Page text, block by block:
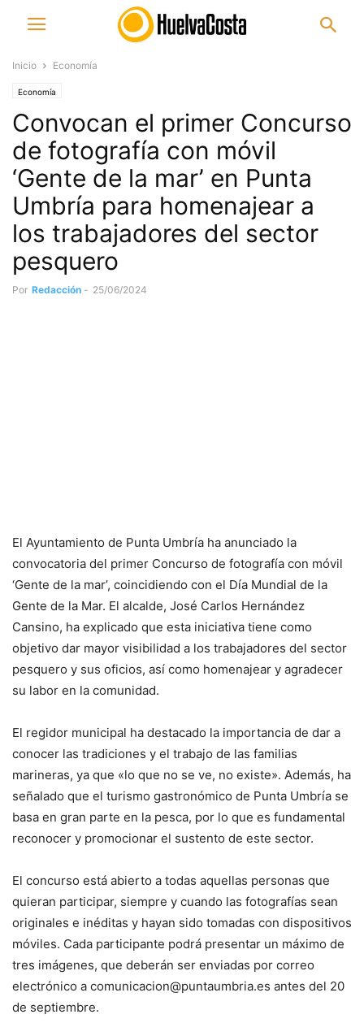
Inicio Economía
Economía
Convocan el primer Concurso
de fotografía con móvil
‘Gente de la mar’ en Punta
Umbría para homenajear a
los trabajadores del sector
pesquero
Por Redacción - 25/06/2024
El Ayuntamiento de Punta Umbría ha anunciado la
convocatoria del primer Concurso de fotografía con móvil
‘Gente de la mar’, coincidiendo con el Día Mundial de la
Gente de la Mar. El alcalde, José Carlos Hernández
Cansino, ha explicado que esta iniciativa tiene como
objetivo dar mayor visibilidad a los trabajadores del sector
pesquero y sus oficios, así como homenajear y agradecer
su labor en la comunidad.
El regidor municipal ha destacado la importancia de dar a
conocer las tradiciones y el trabajo de las familias
marineras, ya que «lo que no se ve, no existe». Además, ha
señalado que el turismo gastronómico de Punta Umbría se
basa en gran parte en la pesca, por lo que es fundamental
reconocer y promocionar el sustento de este sector.
El concurso está abierto a todas aquellas personas que
quieran participar, siempre y cuando las fotografías sean
originales e inéditas y hayan sido tomadas con dispositivos
móviles. Cada participante podrá presentar un máximo de
tres imágenes, que deberán ser enviadas por correo
electrónico a comunicacion@puntaumbria.es antes del 20
de septiembre.